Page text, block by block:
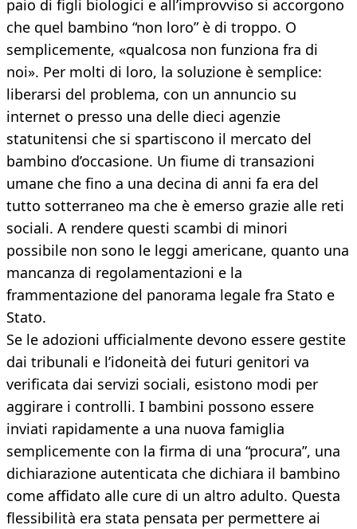
paio di figli biologici e all’improvviso si accorgono
che quel bambino “non loro” è di troppo. O
semplicemente, «qualcosa non funziona fra di
noi». Per molti di loro, la soluzione è semplice:
liberarsi del problema, con un annuncio su
internet o presso una delle dieci agenzie
statunitensi che si spartiscono il mercato del
bambino d’occasione. Un fiume di transazioni
umane che fino a una decina di anni fa era del
tutto sotterraneo ma che è emerso grazie alle reti
sociali. A rendere questi scambi di minori
possibile non sono le leggi americane, quanto una
mancanza di regolamentazioni e la
frammentazione del panorama legale fra Stato e
Stato.
Se le adozioni ufficialmente devono essere gestite
dai tribunali e l’idoneità dei futuri genitori va
verificata dai servizi sociali, esistono modi per
aggirare i controlli. I bambini possono essere
inviati rapidamente a una nuova famiglia
semplicemente con la firma di una “procura”, una
dichiarazione autenticata che dichiara il bambino
come affidato alle cure di un altro adulto. Questa
flessibilità era stata pensata per permettere ai